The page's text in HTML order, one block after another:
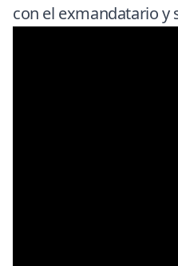
con el exmandatario y